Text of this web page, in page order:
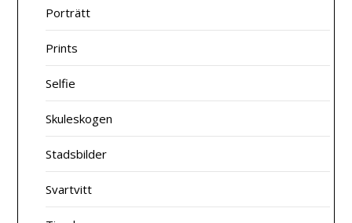
Porträtt
Prints
Selfie
Skuleskogen
Stadsbilder
Svartvitt